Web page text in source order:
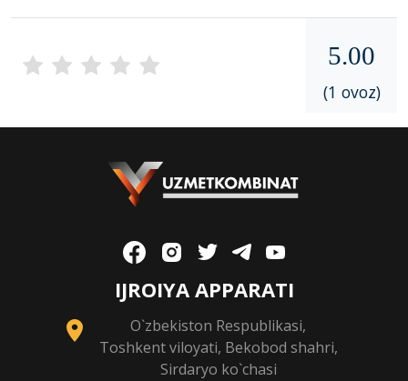
5.00
(1 ovoz)
IJROIYA APPARATI
O`zbekiston Respublikasi,
Toshkent viloyati, Bekobod shahri,
Sirdaryo ko`chasi